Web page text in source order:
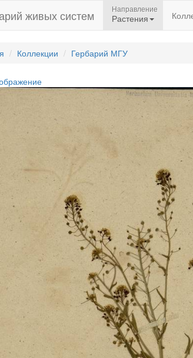
живых систем Направление
Растения
Коллекции Гербарий МГУ